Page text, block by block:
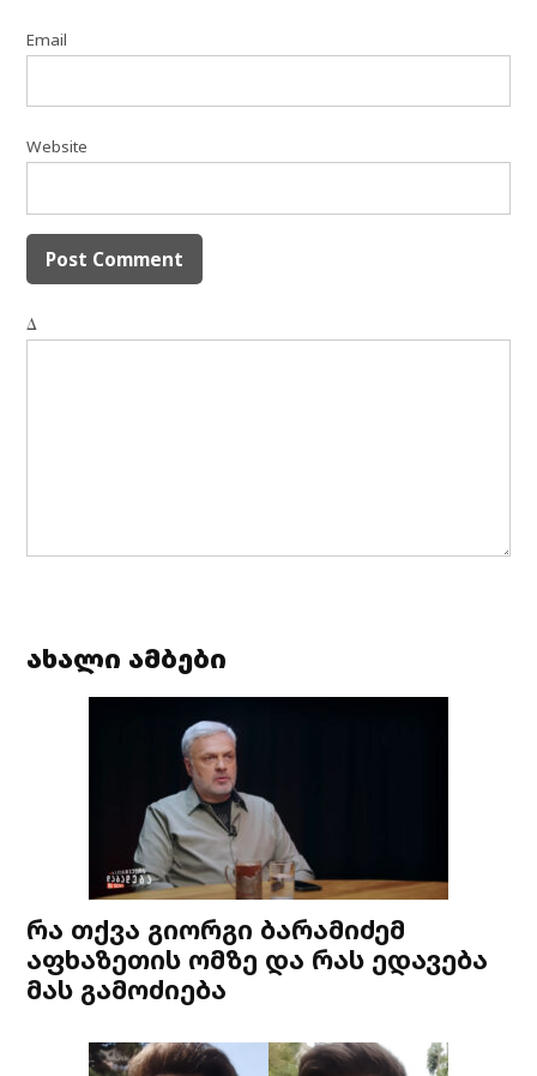
Email
Website
Δ
ახალი ამბები
რა თქვა გიორგი ბარამიძემ
აფხაზეთის ომზე და რას ედავება
მას გამოძიება